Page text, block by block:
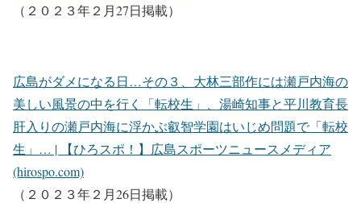
（２０２３年２月27日掲載）
広島がダメになる日…その３、大林三部作には瀬戸内海の
美しい風景の中を行く「転校生」、湯崎知事と平川教育長
肝入りの瀬戸内海に浮かぶ叡智学園はいじめ問題で「転校
生」… | 【ひろスポ！】広島スポーツニュースメディア
(hirospo.com)
（２０２３年２月26日掲載）